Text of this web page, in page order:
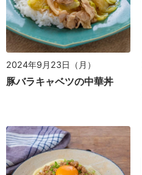
2024年9月23日（月）
豚バラキャベツの中華丼